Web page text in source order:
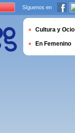
Síguenos en
Cultura y Ocio
En Femenino